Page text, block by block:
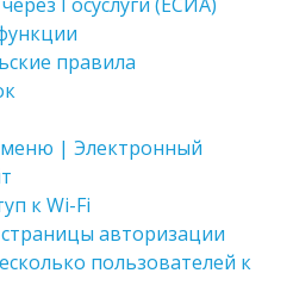
правила
меню | Электронный
к Wi-Fi
авторизации
пользователей к